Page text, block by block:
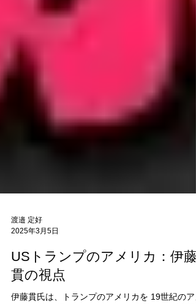
2025年3月5日
USトランプのアメリカ：伊藤
貫の視点